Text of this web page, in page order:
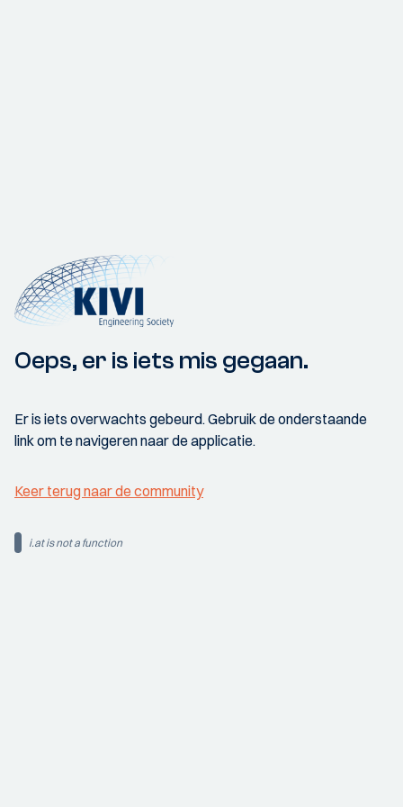
Oeps, er is iets mis gegaan.
Er is iets overwachts gebeurd. Gebruik de onderstaande
link om te navigeren naar de applicatie.
Keer terug naar de community
i.at is not a function